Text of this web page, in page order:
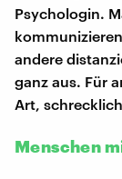
Psychologin.
andere
ganz aus. Für
Art,
Menschen